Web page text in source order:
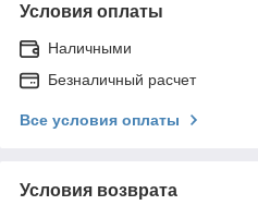
Условия оплаты
Наличными
Безналичный расчет
Все условия оплаты
Условия возврата